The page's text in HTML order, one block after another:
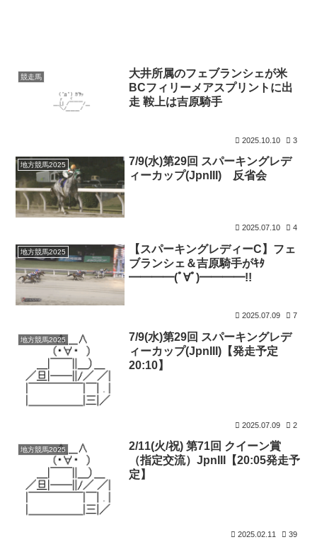
競走馬
大井所属のフェブランシェが米
BCフィリーメアスプリントに出
走 鞍上は吉原騎手
2025.10.10 3
地方競馬2025
7/9(水)第29回 スパーキングレデ
ィーカップ(JpnIII) 反省会
2025.07.10 4
地方競馬2025
【スパーキングレディーC】フェ
ブランシェ＆吉原騎手がｷﾀ
━━━━(ﾟ∀ﾟ)━━━━!!
2025.07.09 7
地方競馬2025
7/9(水)第29回 スパーキングレデ
ィーカップ(JpnIII)【発走予定
20:10】
2025.07.09 2
地方競馬2025
2/11(火/祝) 第71回 クイーン賞
（指定交流）JpnIII【20:05発走予
定】
2025.02.11 39